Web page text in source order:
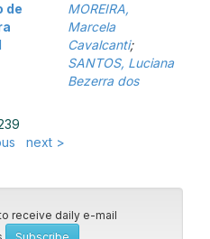
de
MOREIRA,
Marcela
Cavalcanti;
SANTOS, Luciana
Bezerra dos
next >
receive daily e-mail